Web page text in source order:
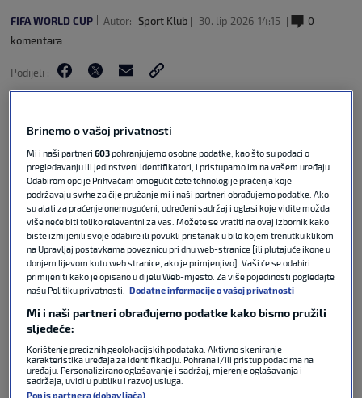
FIFA WORLD CUP Autor: Sport Klub 30. lip 2026 14:15
0
komentara
Podijeli :
Naš reporter Vedran Babić u Philadelphiji je
razgovarao sa Splićankom Ivanom Šerić, koja iza
sebe ima zanimljivu sportsku i profesionalnu
priču. Košarkaški put započela je u Splitu,
nastavila u Požegi, a potom se preselila u
Sjedinjene Američke Države. Ondje je pet godina
radila kao sportska analitičarka u NBA klubu
Brinemo o vašoj privatnosti
Mi i naši partneri603pohranjujemo osobne podatke, kao što su podaci o
pregledavanju ili jedinstveni identifikatori, i pristupamo im na vašem uređaju.
Odabirom opcije Prihvaćam omogućit ćete tehnologije praćenja koje
podržavaju svrhe za čije pružanje mi i naši partneri obrađujemo podatke. Ako
su alati za praćenje onemogućeni, određeni sadržaj i oglasi koje vidite možda
više neće biti toliko relevantni za vas. Možete se vratiti na ovaj izbornik kako
biste izmijenili svoje odabire ili povukli pristanak u bilo kojem trenutku klikom
na Upravljaj postavkama poveznicu pri dnu web-stranice [ili plutajuće ikone u
donjem lijevom kutu web stranice, ako je primjenjivo]. Vaši će se odabiri
primijeniti kako je opisano u dijelu Web-mjesto. Za više pojedinosti pogledajte
našu Politiku privatnosti.
Dodatne informacije o vašoj privatnosti
Mi i naši partneri obrađujemo podatke kako bismo pružili
sljedeće:
Korištenje preciznih geolokacijskih podataka. Aktivno skeniranje
karakteristika uređaja za identifikaciju. Pohrana i/ili pristup podacima na
uređaju. Personalizirano oglašavanje i sadržaj, mjerenje oglašavanja i
sadržaja, uvidi u publiku i razvoj usluga.
Popis partnera (dobavljača)